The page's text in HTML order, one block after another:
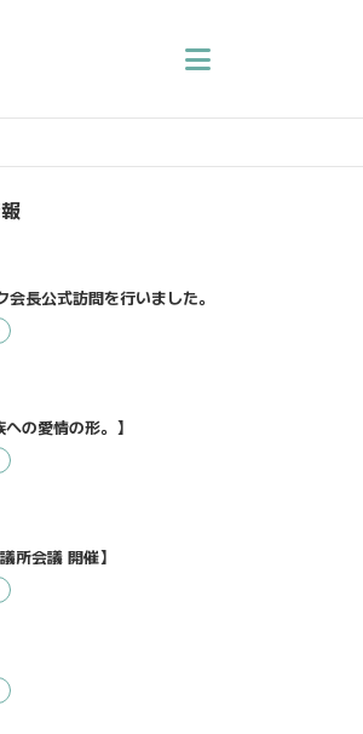
長公式訪問を行いました。
の愛情の形。】
所会議 開催】